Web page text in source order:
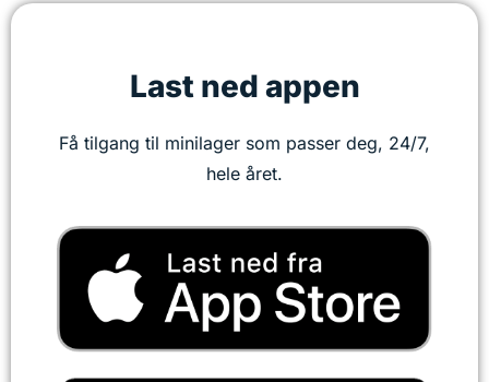
Last ned appen
Få tilgang til minilager som passer deg, 24/7,
hele året.